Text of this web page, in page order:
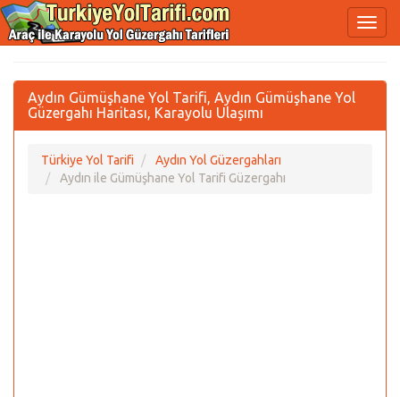
Aydın Gümüşhane Yol Tarifi, Aydın Gümüşhane Yol
Güzergahı Haritası, Karayolu Ulaşımı
Türkiye Yol Tarifi
Aydın Yol Güzergahları
Aydın ile Gümüşhane Yol Tarifi Güzergahı